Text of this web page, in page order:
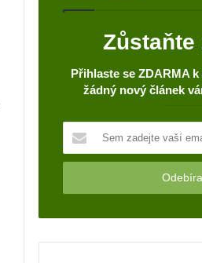
Zůstaňte
Přihlaste se ZDARMA
žádný nový článek
m
a
j